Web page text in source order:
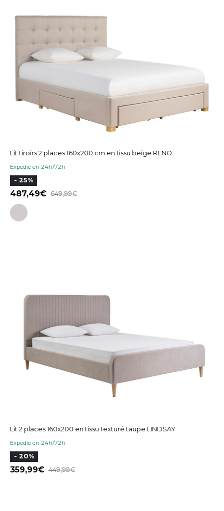
Lit tiroirs 2 places 160x200 cm en tissu beige RENO
Expedié en 24h/72h
- 25%
487,49 649,99
Lit 2 places 160x200 en tissu texturé taupe LINDSAY
Expedié en 24h/72h
- 20%
359,99 449,99